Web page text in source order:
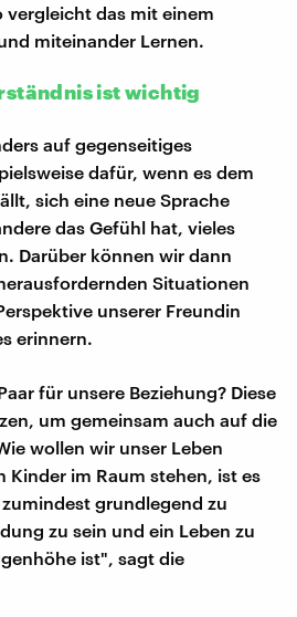
vergleicht das mit einem
miteinander Lernen.
ist wichtig
auf gegenseitiges
dafür, wenn es dem
sich eine neue Sprache
das Gefühl hat, vieles
Darüber können wir dann
Situationen
unserer Freundin
erinnern.
für unsere Beziehung? Diese
um gemeinsam auch auf die
wollen wir unser Leben
Kinder im Raum stehen, ist es
grundlegend zu
zu sein und ein Leben zu
ist", sagt die